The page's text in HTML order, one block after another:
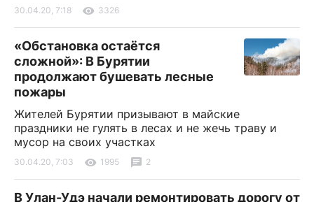
30.04.20, 7:18 3326
«Обстановка остаётся
сложной»: В Бурятии
продолжают бушевать лесные
пожары
Жителей Бурятии призывают в майские
праздники не гулять в лесах и не жечь траву и
мусор на своих участках
30.04.20, 7:03 1995 2
В Улан-Удэ начали ремонтировать дорогу от